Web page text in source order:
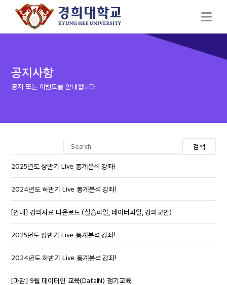
공지사항
공지 또는 이벤트를 안내합니다.
검색
2025년도 상반기 Live 통계분석 강좌!
2024년도 하반기 Live 통계분석 강좌!
[안내] 강의자료 다운로드 (실습파일, 데이터파일, 강의교안)
2025년도 상반기 Live 통계분석 강좌!
2024년도 하반기 Live 통계분석 강좌!
[마감] 9월 데이터인 교육(DataIN) 정기교육